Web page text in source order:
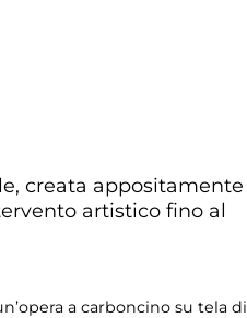
creata appositamente
artistico fino al
a carboncino su tela di